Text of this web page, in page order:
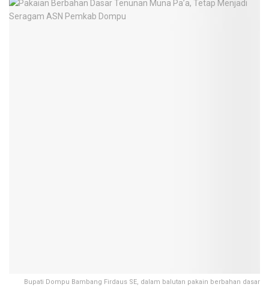
Bupati Dompu Bambang Firdaus SE, dalam balutan pakain berbahan dasar